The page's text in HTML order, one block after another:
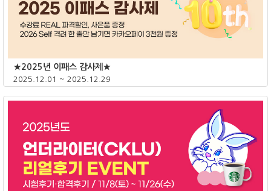
★2025년 이패스 감사제★
2025.12.01 ~ 2025.12.29